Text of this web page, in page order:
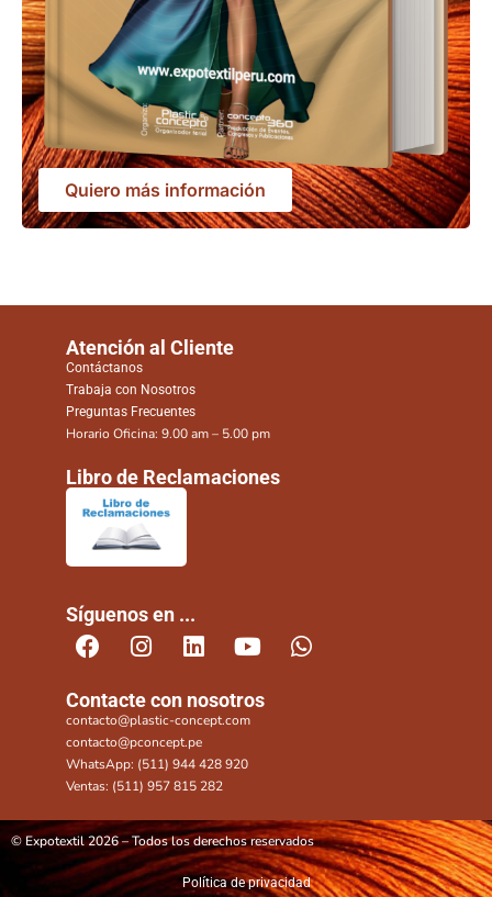
Quiero más información
Atención al Cliente
Contáctanos
Trabaja con Nosotros
Preguntas Frecuentes
Horario Oficina: 9.00 am – 5.00 pm
Libro de Reclamaciones
Síguenos en ...
Contacte con nosotros
contacto@plastic-concept.com
contacto@pconcept.pe
WhatsApp: (511) 944 428 920
Ventas: (511) 957 815 282
© Expotextil 2026 – Todos los derechos reservados
Política de privacidad